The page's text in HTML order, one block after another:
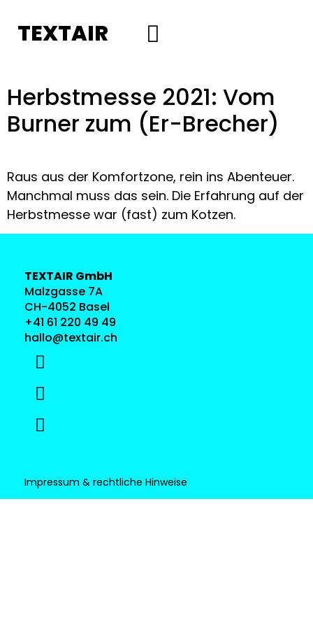
TEXTAIR
Herbstmesse 2021: Vom
Burner zum (Er-Brecher)
Raus aus der Komfortzone, rein ins Abenteuer.
Manchmal muss das sein. Die Erfahrung auf der
Herbstmesse war (fast) zum Kotzen.
TEXTAIR GmbH
Malzgasse 7A
CH-4052 Basel
+41 61 220 49 49
hallo@textair.ch
Impressum & rechtliche Hinweise